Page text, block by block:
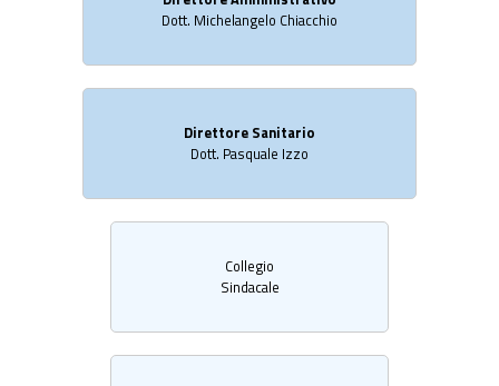
Dott. Michelangelo Chiacchio
Direttore Sanitario
Dott. Pasquale Izzo
Collegio
Sindacale